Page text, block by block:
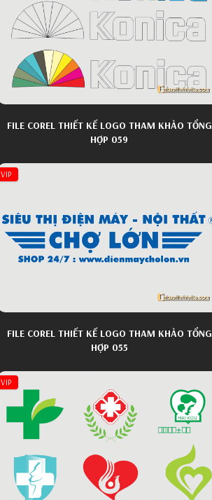
FILE COREL THIẾT KẾ LOGO THAM KHẢO TỔNG
HỢP 059
VIP
FILE COREL THIẾT KẾ LOGO THAM KHẢO TỔNG
HỢP 055
VIP